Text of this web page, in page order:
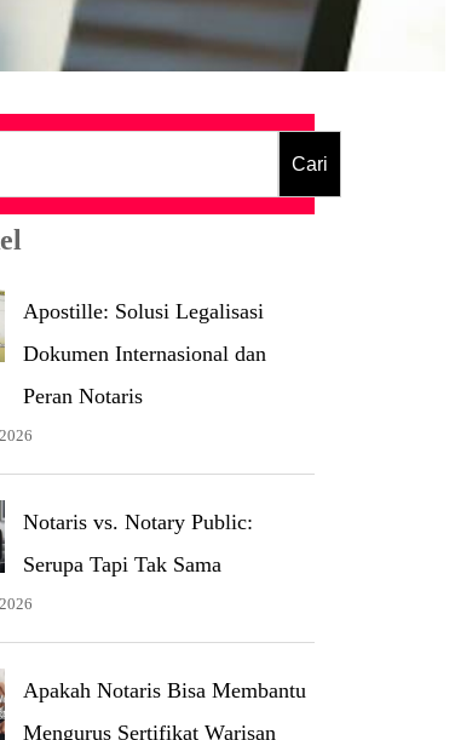
Cari
Apostille: Solusi Legalisasi
Dokumen Internasional dan
Peran Notaris
Notaris vs. Notary Public:
Serupa Tapi Tak Sama
Apakah Notaris Bisa Membantu
Mengurus Sertifikat Warisan